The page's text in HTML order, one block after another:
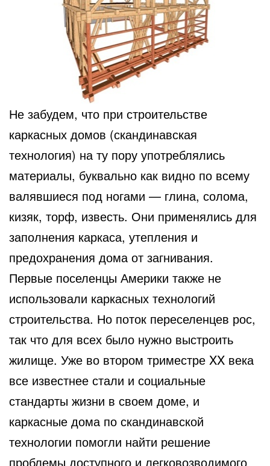
Не забудем, что при строительстве
каркасных домов (скандинавская
технология) на ту пору употреблялись
материалы, буквально как видно по всему
валявшиеся под ногами — глина, солома,
кизяк, торф, известь. Они применялись для
заполнения каркаса, утепления и
предохранения дома от загнивания.
Первые поселенцы Америки также не
использовали каркасных технологий
строительства. Но поток переселенцев рос,
так что для всех было нужно выстроить
жилище. Уже во втором триместре XX века
все известнее стали и социальные
стандарты жизни в своем доме, и
каркасные дома по скандинавской
технологии помогли найти решение
проблемы доступного и легковозводимого